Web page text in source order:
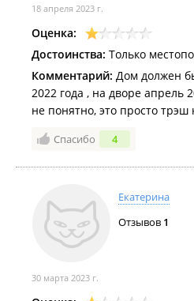
Январь 2022
Декабрь 2021
Ноябрь 2021
венткамера, водомерный
и другие технические
водоэмульсионными
Потолок технической
части подвала и
окраска
Отделка жилой части дома
индивидуальным проектам;
Отопление жилого здания
Горячее водоснабжение
местных накопительных
водонагревателей,
комнатах уборочного
Автостоянка неотапливаемая.
18 апреля 2023 г.
Оценка:
Достоинства: Только
Комментарий: Дом должен
2022 года , на дворе апрель
не понятно, это просто трэш
Спасибо 4
Екатерина
Отзывов 1
30 марта 2023 г.